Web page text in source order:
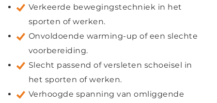
Verkeerde bewegingstechniek in het
sporten of werken.
Onvoldoende warming-up of een slechte
voorbereiding.
Slecht passend of versleten schoeisel in
het sporten of werken.
Verhoogde spanning van omliggende